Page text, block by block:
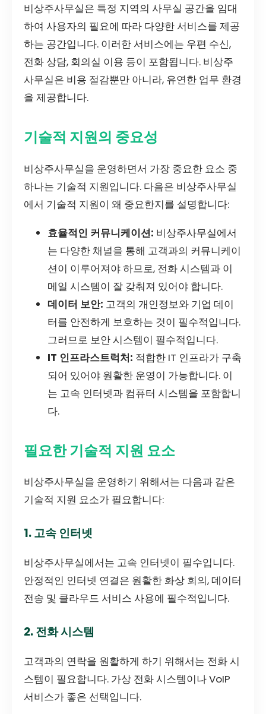
비상주사무실은 특정 지역의 사무실 공간을 임대
하여 사용자의 필요에 따라 다양한 서비스를 제공
하는 공간입니다. 이러한 서비스에는 우편 수신,
전화 상담, 회의실 이용 등이 포함됩니다. 비상주
사무실은 비용 절감뿐만 아니라, 유연한 업무 환경
을 제공합니다.
기술적 지원의 중요성
비상주사무실을 운영하면서 가장 중요한 요소 중
하나는 기술적 지원입니다. 다음은 비상주사무실
에서 기술적 지원이 왜 중요한지를 설명합니다:
효율적인 커뮤니케이션: 비상주사무실에서
는 다양한 채널을 통해 고객과의 커뮤니케이
션이 이루어져야 하므로, 전화 시스템과 이
메일 시스템이 잘 갖춰져 있어야 합니다.
데이터 보안: 고객의 개인정보와 기업 데이
터를 안전하게 보호하는 것이 필수적입니다.
그러므로 보안 시스템이 필수적입니다.
IT 인프라스트럭처: 적합한 IT 인프라가 구축
되어 있어야 원활한 운영이 가능합니다. 이
는 고속 인터넷과 컴퓨터 시스템을 포함합니
다.
필요한 기술적 지원 요소
비상주사무실을 운영하기 위해서는 다음과 같은
기술적 지원 요소가 필요합니다:
1. 고속 인터넷
비상주사무실에서는 고속 인터넷이 필수입니다.
안정적인 인터넷 연결은 원활한 화상 회의, 데이터
전송 및 클라우드 서비스 사용에 필수적입니다.
2. 전화 시스템
고객과의 연락을 원활하게 하기 위해서는 전화 시
스템이 필요합니다. 가상 전화 시스템이나 VoIP
서비스가 좋은 선택입니다.